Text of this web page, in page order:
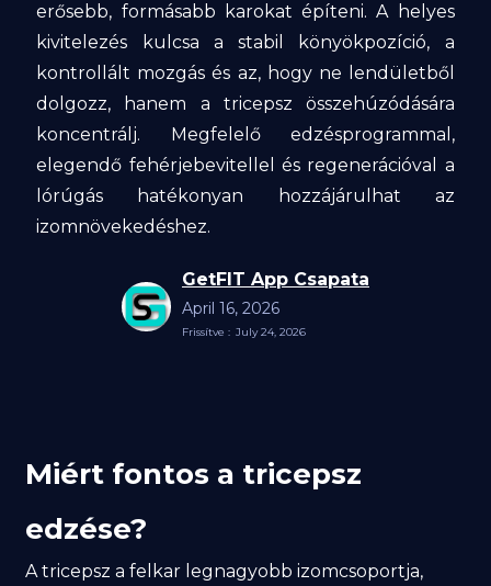
erősebb, formásabb karokat építeni. A helyes
kivitelezés kulcsa a stabil könyökpozíció, a
kontrollált mozgás és az, hogy ne lendületből
dolgozz, hanem a tricepsz összehúzódására
koncentrálj. Megfelelő edzésprogrammal,
elegendő fehérjebevitellel és regenerációval a
lórúgás hatékonyan hozzájárulhat az
izomnövekedéshez.
GetFIT App Csapata
April 16, 2026
Frissítve : July 24, 2026
Miért fontos a tricepsz
edzése?
A tricepsz a felkar legnagyobb izomcsoportja,